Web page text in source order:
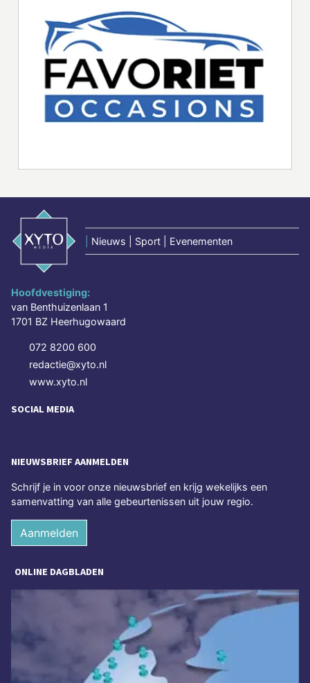
Nieuws | Sport | Evenementen
Hoofdvestiging:
van Benthuizenlaan 1
1701 BZ Heerhugowaard
072 8200 600
redactie@xyto.nl
www.xyto.nl
SOCIAL MEDIA
NIEUWSBRIEF AANMELDEN
Schrijf je in voor onze nieuwsbrief en krijg wekelijks een
samenvatting van alle gebeurtenissen uit jouw regio.
Aanmelden
ONLINE DAGBLADEN